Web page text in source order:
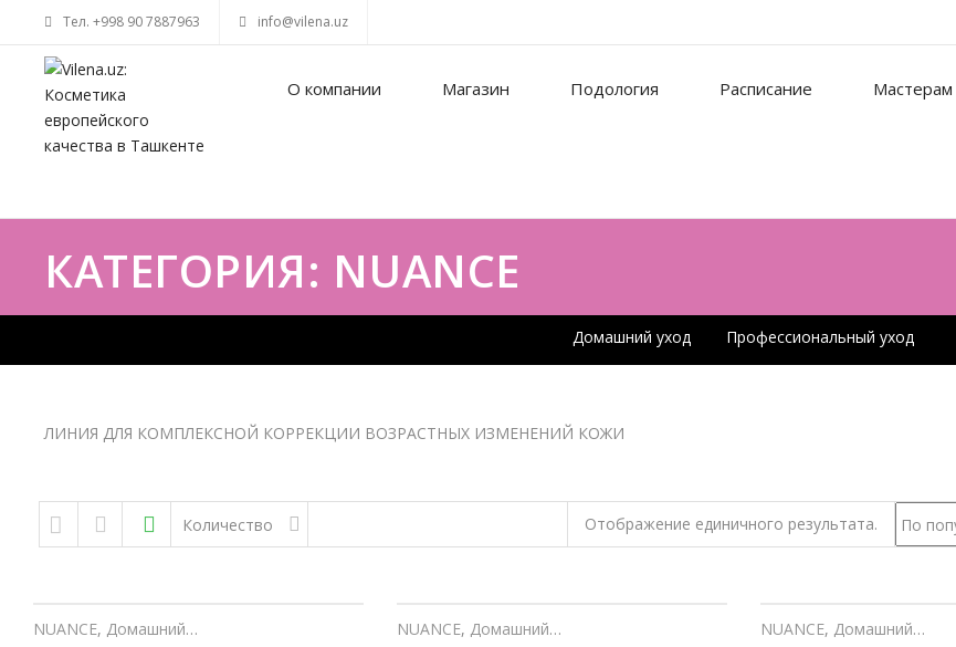
Тел. +998 90 7887963 info@vilena.uz
О компании Магазин Подология Расписание Мастерам
КАТЕГОРИЯ: NUANCE
Домашний уход Профессиональный уход
ЛИНИЯ ДЛЯ КОМПЛЕКСНОЙ КОРРЕКЦИИ ВОЗРАСТНЫХ ИЗМЕНЕНИЙ КОЖИ
Skip to content
Количество Отображение единичного результата.
NUANCE, Домашний уход NUANCE, Домашний уход NUANCE, Домашний уход